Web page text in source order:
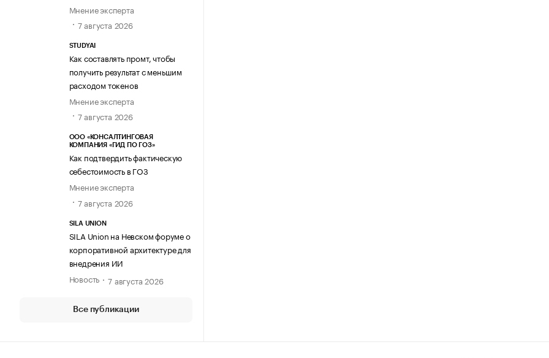
Мнение эксперта
7 августа 2026
STUDYAI
Как составлять промт, чтобы
получить результат с меньшим
расходом токенов
Мнение эксперта
7 августа 2026
ООО «КОНСАЛТИНГОВАЯ
КОМПАНИЯ «ГИД ПО ГОЗ»
Как подтвердить фактическую
себестоимость в ГОЗ
Мнение эксперта
7 августа 2026
SILA UNION
SILA Union на Невском форуме о
корпоративной архитектуре для
внедрения ИИ
Новость
7 августа 2026
Все публикации